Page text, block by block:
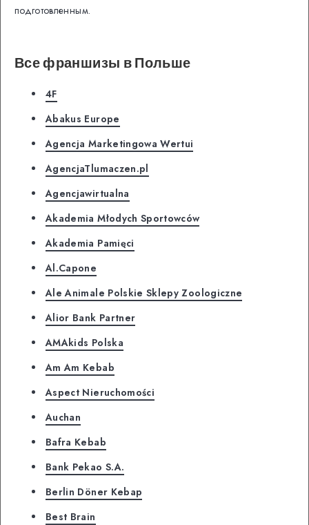
подготовленным.
Все франшизы в Польше
4F
Abakus Europe
Agencja Marketingowa Wertui
AgencjaTlumaczen.pl
Agencjawirtualna
Akademia Młodych Sportowców
Akademia Pamięci
Al.Capone
Ale Animale Polskie Sklepy Zoologiczne
Alior Bank Partner
AMAkids Polska
Am Am Kebab
Aspect Nieruchomości
Auchan
Bafra Kebab
Bank Pekao S.A.
Berlin Döner Kebap
Best Brain